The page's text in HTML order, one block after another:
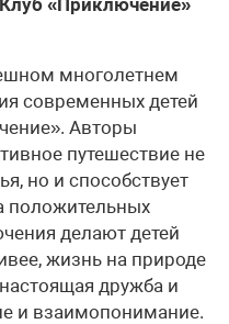
«Приключение»
многолетнем
современных детей
Авторы
путешествие не
но и способствует
положительных
делают детей
жизнь на природе
дружба и
и взаимопонимание.